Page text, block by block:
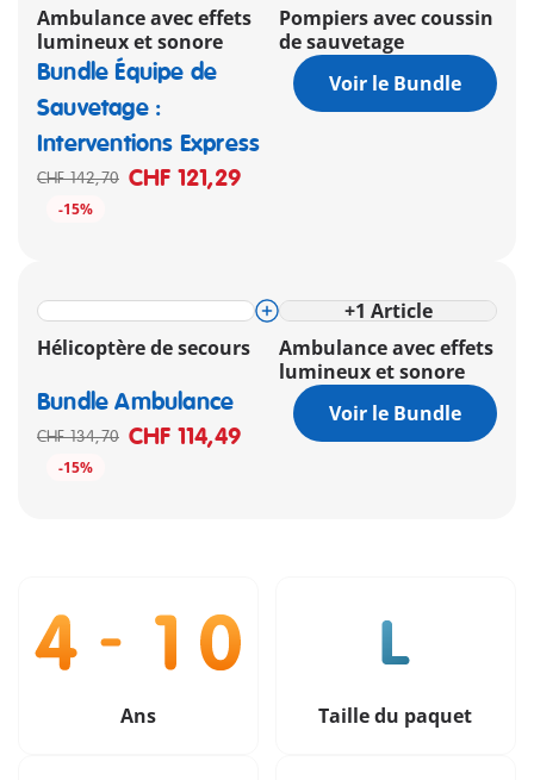
Ambulance avec effets
lumineux et sonore
Pompiers avec coussin
de sauvetage
Bundle Équipe de
Sauvetage :
Interventions Express
CHF 142,70 CHF 121,29
-15%
Voir le Bundle
Hélicoptère de secours
+1 Article
Ambulance avec effets
lumineux et sonore
Bundle Ambulance
CHF 134,70 CHF 114,49
-15%
Voir le Bundle
Ans Taille du paquet